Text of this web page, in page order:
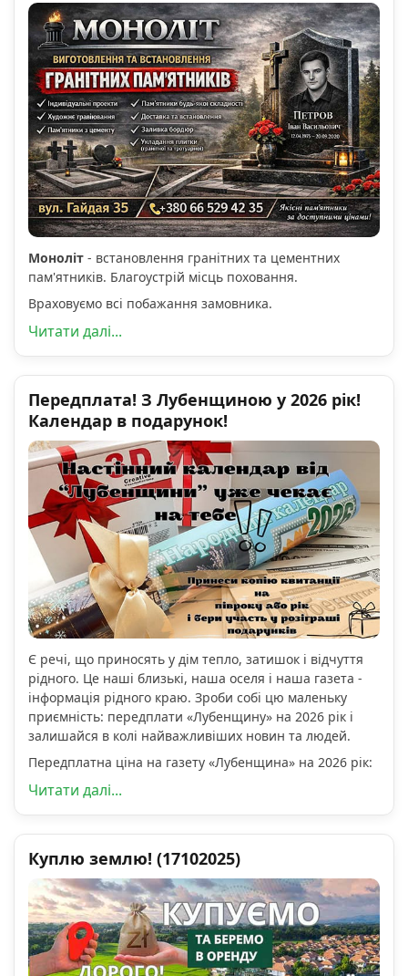
Моноліт - встановлення гранітних та цементних
пам'ятників. Благоустрій місць поховання.
Враховуємо всі побажання замовника.
Читати далі...
Передплата! З Лубенщиною у 2026 рік!
Календар в подарунок!
Є речі, що приносять у дім тепло, затишок і відчуття
рідного. Це наші близькі, наша оселя і наша газета -
інформація рідного краю. Зроби собі цю маленьку
приємність: передплати «Лубенщину» на 2026 рік і
залишайся в колі найважливіших новин та людей.
Передплатна ціна на газету «Лубенщина» на 2026 рік:
Читати далі...
Куплю землю! (17102025)